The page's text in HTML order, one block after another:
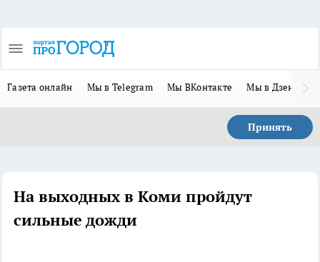
Газета онлайн Мы в Telegram Мы ВКонтакте Мы в Дзене
Принять
На выходных в Коми пройдут
сильные дожди